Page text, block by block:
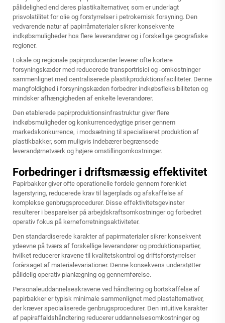
pålidelighed end deres plastikalternativer, som er underlagt
prisvolatilitet for olie og forstyrrelser i petrokemisk forsyning. Den
vedvarende natur af papirråmaterialer sikrer konsekvente
indkøbsmuligheder hos flere leverandører og i forskellige geografiske
regioner.
Lokale og regionale papirproducenter leverer ofte kortere
forsyningskæder med reducerede transportrisici og -omkostninger
sammenlignet med centraliserede plastikproduktionsfaciliteter. Denne
mangfoldighed i forsyningskæden forbedrer indkøbsfleksibiliteten og
mindsker afhængigheden af enkelte leverandører.
Den etablerede papirproduktionsinfrastruktur giver flere
indkøbsmuligheder og konkurrencedygtige priser gennem
markedskonkurrence, i modsætning til specialiseret produktion af
plastikbakker, som muligvis indebærer begrænsede
leverandørnetværk og højere omstillingomkostninger.
Forbedringer i driftsmæssig effektivitet
Papirbakker giver ofte operationelle fordele gennem forenklet
lagerstyring, reducerede krav til lagerplads og afskaffelse af
komplekse genbrugsprocedurer. Disse effektivitetsgevinster
resulterer i besparelser på arbejdskraftsomkostninger og forbedret
operativ fokus på kerneforretningsaktiviteter.
Den standardiserede karakter af papirmaterialer sikrer konsekvent
ydeevne på tværs af forskellige leverandører og produktionspartier,
hvilket reducerer kravene til kvalitetskontrol og driftsforstyrrelser
forårsaget af materialevariationer. Denne konsekvens understøtter
pålidelig operativ planlægning og gennemførelse.
Personaleuddannelseskravene ved håndtering og bortskaffelse af
papirbakker er typisk minimale sammenlignet med plastalternativer,
der kræver specialiserede genbrugsprocedurer. Den intuitive karakter
af papiraffaldshåndtering reducerer uddannelsesomkostninger og